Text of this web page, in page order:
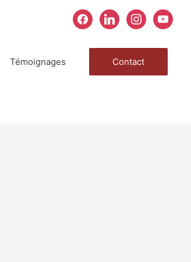
facebooklinkedininstagramyoutube
Témoignages Contact